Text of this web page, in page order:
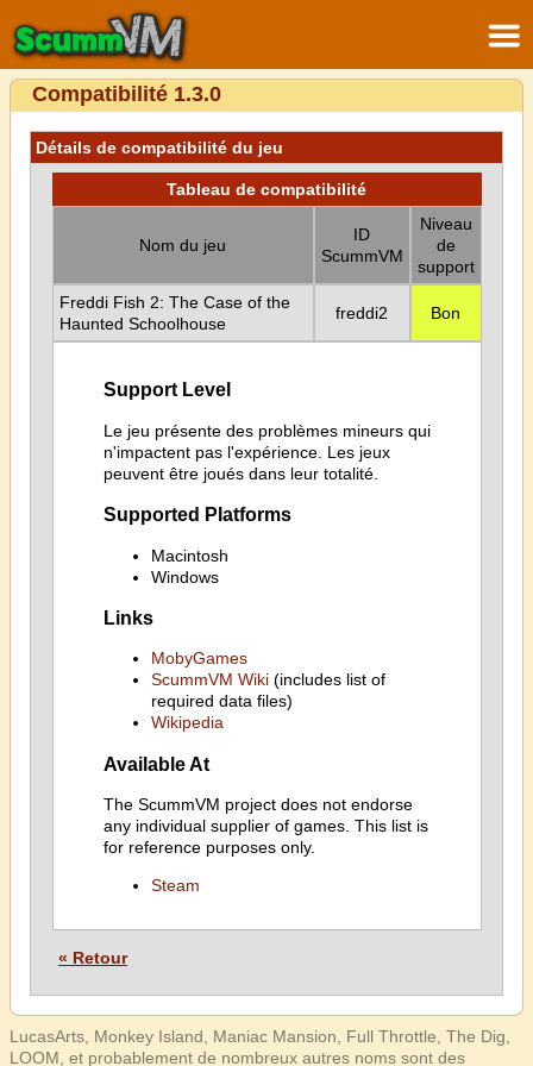
Compatibilité 1.3.0
Détails de compatibilité du jeu
Tableau de compatibilité
Nom du jeu
ID
ScummVM
Niveau
de
support
Freddi Fish 2: The Case of the
Haunted Schoolhouse
freddi2 Bon
Support Level
Le jeu présente des problèmes mineurs qui
n'impactent pas l'expérience. Les jeux
peuvent être joués dans leur totalité.
Supported Platforms
Macintosh
Windows
Links
MobyGames
ScummVM Wiki(includes list of
required data files)
Wikipedia
Available At
The ScummVM project does not endorse
any individual supplier of games. This list is
for reference purposes only.
Steam
« Retour
LucasArts, Monkey Island, Maniac Mansion, Full Throttle, The Dig,
LOOM, et probablement de nombreux autres noms sont des